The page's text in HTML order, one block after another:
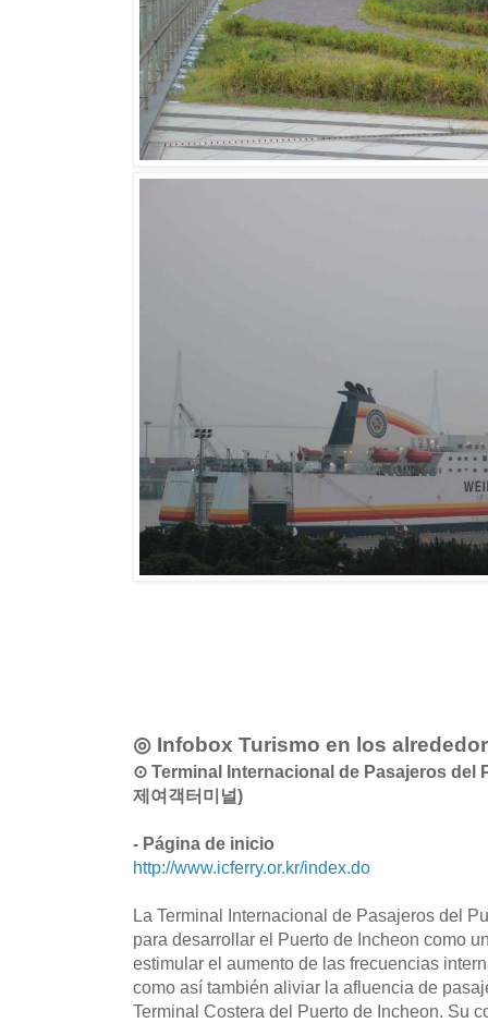
◎ Infobox Turismo en los
⊙ Terminal Internacional de Pasajeros del
제여객터미널)
- Página de inicio
http://www.icferry.or.kr/index.do
La Terminal Internacional de Pasajeros del
para desarrollar el Puerto de Incheon como
estimular el aumento de las frecuencias
como así también aliviar la afluencia de
Terminal Costera del Puerto de Incheon. Su